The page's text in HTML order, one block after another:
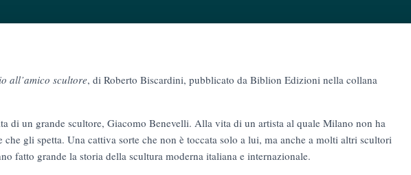
all’amico scultore, di Roberto Biscardini, pubblicato da Biblion Edizioni nella collana
di un grande scultore, Giacomo Benevelli. Alla vita di un artista al quale Milano non ha
gli spetta. Una cattiva sorte che non è toccata solo a lui, ma anche a molti altri scultori
fatto grande la storia della scultura moderna italiana e internazionale.